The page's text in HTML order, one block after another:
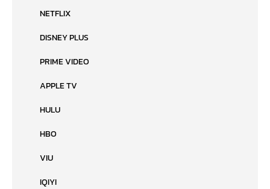
NETFLIX
DISNEY PLUS
PRIME VIDEO
APPLE TV
HULU
HBO
VIU
IQIYI